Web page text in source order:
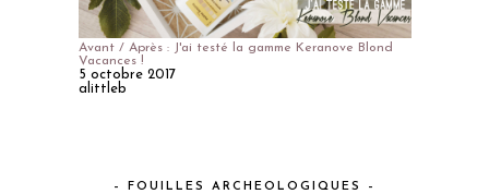
Avant / Après : J'ai testé la gamme Keranove Blond
Vacances !
5 octobre 2017
alittleb
– FOUILLES ARCHEOLOGIQUES –